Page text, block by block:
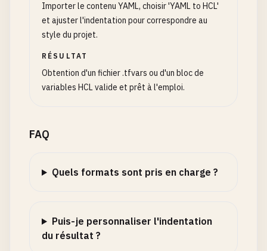
Importer le contenu YAML, choisir 'YAML to HCL'
et ajuster l'indentation pour correspondre au
style du projet.
RÉSULTAT
Obtention d'un fichier .tfvars ou d'un bloc de
variables HCL valide et prêt à l'emploi.
FAQ
Quels formats sont pris en charge ?
Puis-je personnaliser l'indentation
du résultat ?